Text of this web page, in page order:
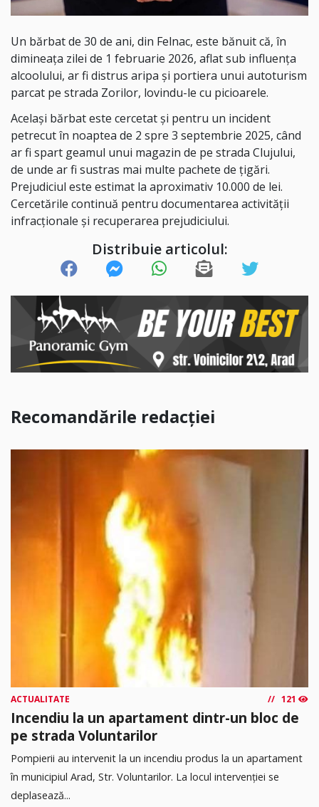
Un bărbat de 30 de ani, din Felnac, este bănuit că, în
dimineața zilei de 1 februarie 2026, aflat sub influența
alcoolului, ar fi distrus aripa și portiera unui autoturism
parcat pe strada Zorilor, lovindu-le cu picioarele.
Același bărbat este cercetat și pentru un incident
petrecut în noaptea de 2 spre 3 septembrie 2025, când
ar fi spart geamul unui magazin de pe strada Clujului,
de unde ar fi sustras mai multe pachete de țigări.
Prejudiciul este estimat la aproximativ 10.000 de lei.
Cercetările continuă pentru documentarea activității
infracționale și recuperarea prejudiciului.
Distribuie articolul:
Recomandările redacției
ACTUALITATE 121
Incendiu la un apartament dintr-un bloc de
pe strada Voluntarilor
Pompierii au intervenit la un incendiu produs la un apartament
în municipiul Arad, Str. Voluntarilor. La locul intervenției se
deplasează...